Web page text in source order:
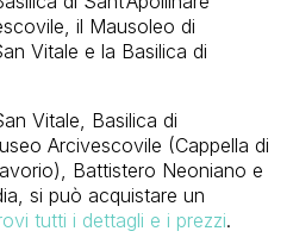
il Mausoleo di
Vitale e la Basilica di
Vitale, Basilica di
Arcivescovile (Cappella di
Battistero Neoniano e
si può acquistare un
tutti i dettagli e i prezzi.